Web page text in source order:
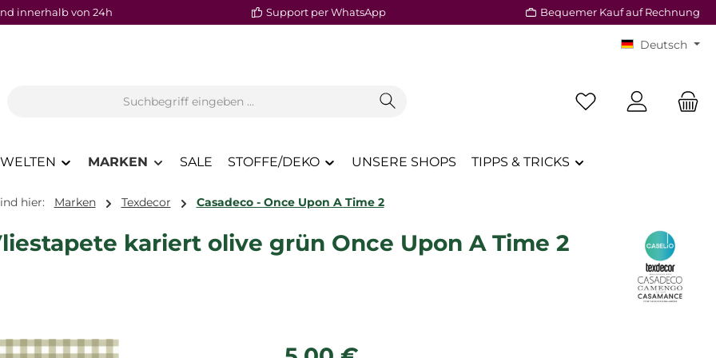
innerhalb von 24h Support per WhatsApp Bequemer Kauf auf Rechnung
Deutsch
Du hast 0 Produkte
MARKEN SALE STOFFE/DEKO UNSERE SHOPS TIPPS & TRICKS
hier: Marken Texdecor Casadeco - Once Upon A Time 2
kariert olive grün Once Upon A Time 2
Regulärer Preis: